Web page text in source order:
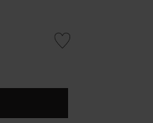
Gem som favorit